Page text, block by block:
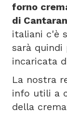
forno
di
italiani c'è
sarà quindi
incaricata
La nostra
info utili a
della